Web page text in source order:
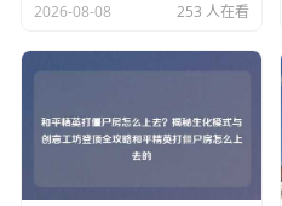
2026-08-08 253 人在看